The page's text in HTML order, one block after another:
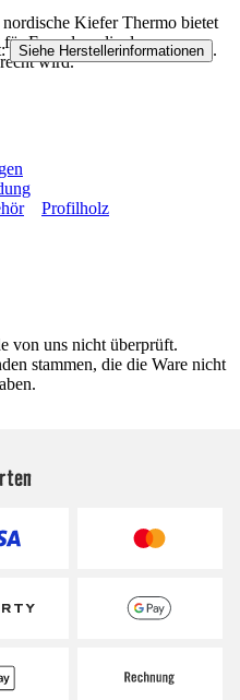
Kiefer Thermo bietet
Fassaden, die den
wird.
Siehe Herstellerinformationen .
Profilholz
von uns nicht überprüft.
stammen, die die Ware nicht